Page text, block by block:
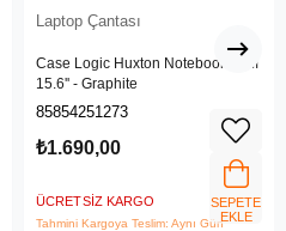
Laptop Çantası
Case Logic Huxton Notebook Kılıfı
15.6'' - Graphite
85854251273
₺1.690,00
ÜCRETSIZ KARGO
Tahmini Kargoya Teslim: Aynı Gün
SEPETE
EKLE